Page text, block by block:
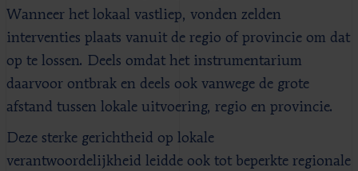
Wanneer het lokaal vastliep, vonden zelden
interventies plaats vanuit de regio of provincie om dat
op te lossen. Deels omdat het instrumentarium
daarvoor ontbrak en deels ook vanwege de grote
afstand tussen lokale uitvoering, regio en provincie.
Deze sterke gerichtheid op lokale
verantwoordelijkheid leidde ook tot beperkte regionale